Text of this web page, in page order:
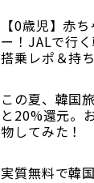
【0歳児】赤
ー！JALで行く
搭乗レポ＆持
この夏、韓国
と20%還元。
物してみた！
実質無料で韓